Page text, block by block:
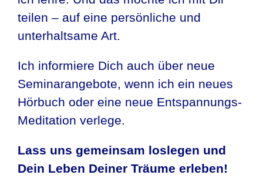
teilen – auf eine persönliche und
unterhaltsame Art.
Ich informiere Dich auch über neue
Seminarangebote, wenn ich ein neues
Hörbuch oder eine neue Entspannungs-
Meditation verlege.
Lass uns gemeinsam loslegen und
Dein Leben Deiner Träume erleben!